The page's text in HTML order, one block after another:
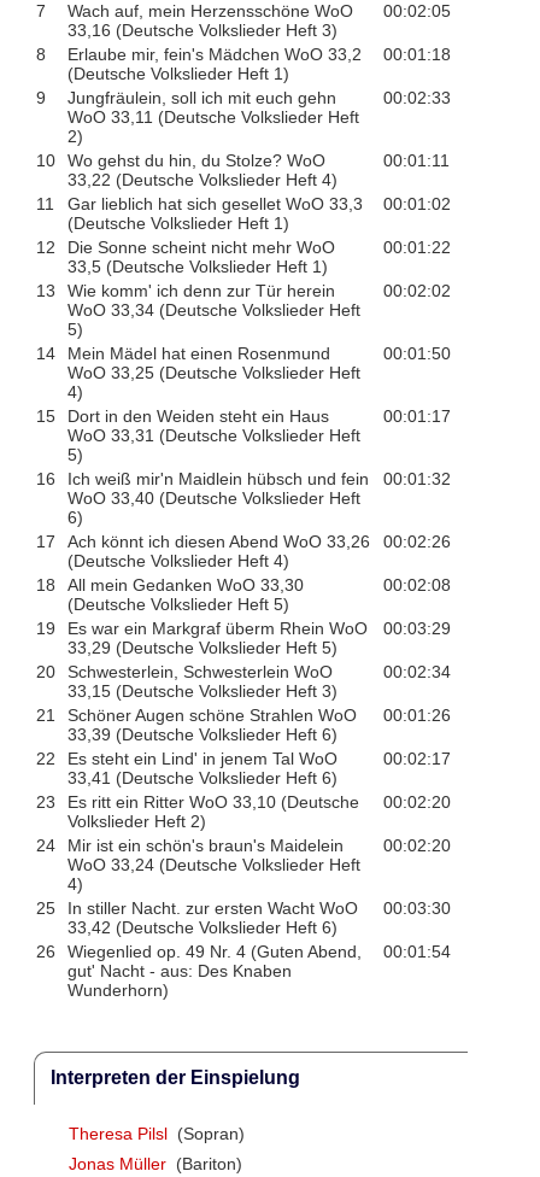
7
Wach auf, mein Herzensschöne WoO
33,16 (Deutsche Volkslieder Heft 3)
00:02:05
8
Erlaube mir, fein's Mädchen WoO 33,2
(Deutsche Volkslieder Heft 1)
00:01:18
9
Jungfräulein, soll ich mit euch gehn
WoO 33,11 (Deutsche Volkslieder Heft
2)
00:02:33
10
Wo gehst du hin, du Stolze? WoO
33,22 (Deutsche Volkslieder Heft 4)
00:01:11
11
Gar lieblich hat sich gesellet WoO 33,3
(Deutsche Volkslieder Heft 1)
00:01:02
12
Die Sonne scheint nicht mehr WoO
33,5 (Deutsche Volkslieder Heft 1)
00:01:22
13
Wie komm' ich denn zur Tür herein
WoO 33,34 (Deutsche Volkslieder Heft
5)
00:02:02
14
Mein Mädel hat einen Rosenmund
WoO 33,25 (Deutsche Volkslieder Heft
4)
00:01:50
15
Dort in den Weiden steht ein Haus
WoO 33,31 (Deutsche Volkslieder Heft
5)
00:01:17
16
Ich weiß mir'n Maidlein hübsch und fein
WoO 33,40 (Deutsche Volkslieder Heft
6)
00:01:32
17
Ach könnt ich diesen Abend WoO 33,26
(Deutsche Volkslieder Heft 4)
00:02:26
18
All mein Gedanken WoO 33,30
(Deutsche Volkslieder Heft 5)
00:02:08
19
Es war ein Markgraf überm Rhein WoO
33,29 (Deutsche Volkslieder Heft 5)
00:03:29
20
Schwesterlein, Schwesterlein WoO
33,15 (Deutsche Volkslieder Heft 3)
00:02:34
21
Schöner Augen schöne Strahlen WoO
33,39 (Deutsche Volkslieder Heft 6)
00:01:26
22
Es steht ein Lind' in jenem Tal WoO
33,41 (Deutsche Volkslieder Heft 6)
00:02:17
23
Es ritt ein Ritter WoO 33,10 (Deutsche
Volkslieder Heft 2)
00:02:20
24
Mir ist ein schön's braun's Maidelein
WoO 33,24 (Deutsche Volkslieder Heft
4)
00:02:20
25
In stiller Nacht. zur ersten Wacht WoO
33,42 (Deutsche Volkslieder Heft 6)
00:03:30
26
Wiegenlied op. 49 Nr. 4 (Guten Abend,
gut' Nacht - aus: Des Knaben
Wunderhorn)
00:01:54
Interpreten der Einspielung
Theresa Pilsl (Sopran)
Jonas Müller (Bariton)